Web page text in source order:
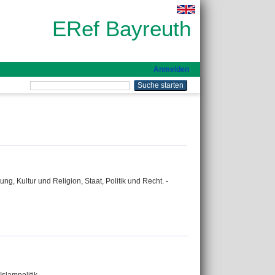
ERef Bayreuth
Anmelden
Kultur und Religion, Staat, Politik und Recht. -